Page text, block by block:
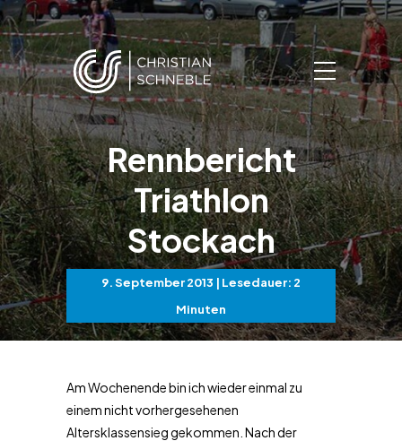
Rennbericht
Triathlon
Stockach
9. September 2013 | Lesedauer: 2
Minuten
Am Wochenende bin ich wieder einmal zu
einem nicht vorhergesehenen
Altersklassensieg gekommen. Nach der